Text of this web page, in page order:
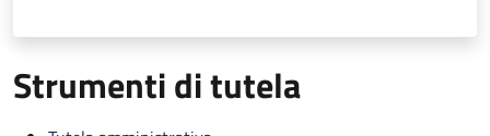
Strumenti di tutela